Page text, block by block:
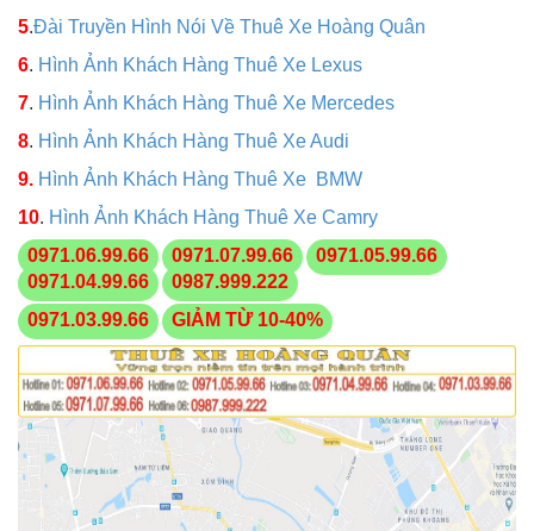
5.Đài Truyền Hình Nói Về Thuê Xe Hoàng Quân
6. Hình Ảnh Khách Hàng Thuê Xe Lexus
7. Hình Ảnh Khách Hàng Thuê Xe Mercedes
8. Hình Ảnh Khách Hàng Thuê Xe Audi
9. Hình Ảnh Khách Hàng Thuê Xe BMW
10. Hình Ảnh Khách Hàng Thuê Xe Camry
0971.06.99.66
0971.07.99.66
0971.05.99.66
0971.04.99.66
0987.999.222
0971.03.99.66
GIẢM TỪ 10-40%